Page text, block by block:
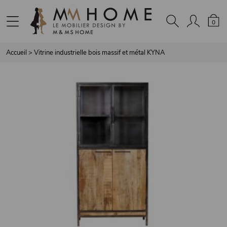
0
Accueil > Vitrine industrielle bois massif et métal KYNA
Panneau de gestion des cookies